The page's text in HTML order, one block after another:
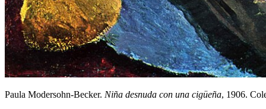
Paula Modersohn-Becker. Niña desnuda con una cigüeña, 1906.